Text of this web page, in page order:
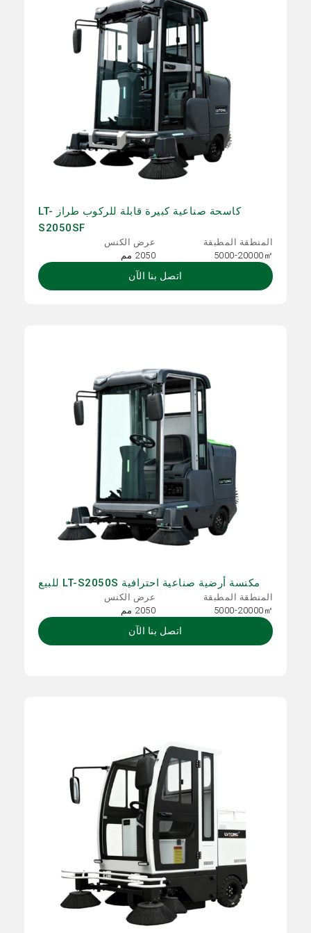
كاسحة صناعية كبيرة قابلة للركوب طراز LT-
S2050SF
المنطقة المطبقة
عرض الكنس
5000-20000㎡
2050 مم
اتصل بنا الآن
مكنسة أرضية صناعية احترافية LT-S2050S للبيع
المنطقة المطبقة
عرض الكنس
5000-20000㎡
2050 مم
اتصل بنا الآن